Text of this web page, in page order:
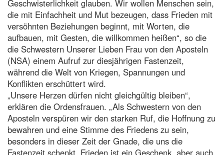
Geschwisterlichkeit glauben. Wir wollen Menschen sein,
die mit Einfachheit und Mut bezeugen, dass Frieden mit
versöhnten Beziehungen beginnt, mit Worten, die
aufbauen, mit Gesten, die willkommen heißen“, so die
die Schwestern Unserer Lieben Frau von den Aposteln
(NSA) einem Aufruf zur diesjährigen Fastenzeit,
während die Welt von Kriegen, Spannungen und
Konflikten erschüttert wird.
„Unsere Herzen dürfen nicht gleichgültig bleiben“,
erklären die Ordensfrauen. „Als Schwestern von den
Aposteln verspüren wir den starken Ruf, die Hoffnung zu
bewahren und eine Stimme des Friedens zu sein,
besonders in dieser Zeit der Gnade, die uns die
Fastenzeit schenkt. Frieden ist ein Geschenk, aber auch